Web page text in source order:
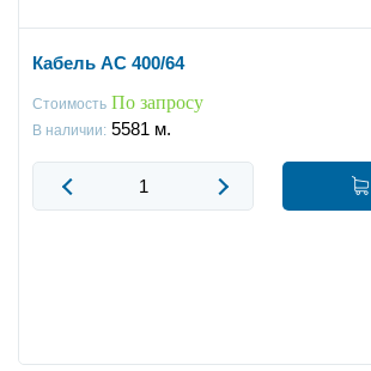
Кабель АС 400/64
Стоимость По запросу
В наличии: 5581 м.